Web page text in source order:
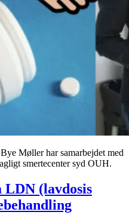
Møller har samarbejdet med
smertecenter syd OUH.
(lavdosis